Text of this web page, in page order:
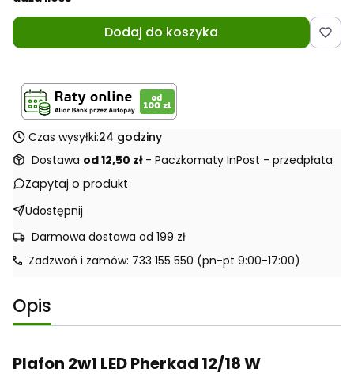
Dodaj do koszyka
Czas wysyłki:24 godziny
Dostawa od 12,50 zł - Paczkomaty InPost - przedpłata
Zapytaj o produkt
Udostępnij
Darmowa dostawa od 199 zł
Zadzwoń i zamów: 733 155 550 (pn-pt 9:00-17:00)
Opis
Plafon 2w1 LED Pherkad 12/18 W